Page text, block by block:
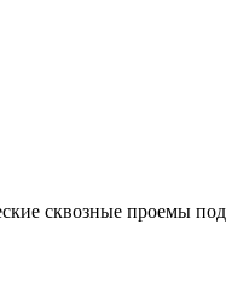
сквозные проемы